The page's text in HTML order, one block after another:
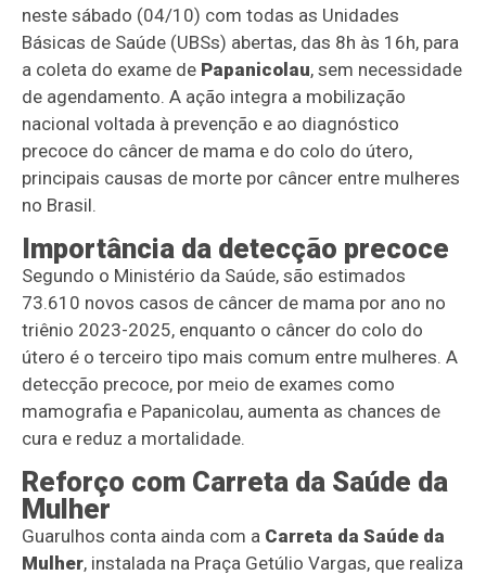
neste sábado (04/10) com todas as Unidades
Básicas de Saúde (UBSs) abertas, das 8h às 16h, para
a coleta do exame de Papanicolau, sem necessidade
de agendamento. A ação integra a mobilização
nacional voltada à prevenção e ao diagnóstico
precoce do câncer de mama e do colo do útero,
principais causas de morte por câncer entre mulheres
no Brasil.
Importância da detecção precoce
Segundo o Ministério da Saúde, são estimados
73.610 novos casos de câncer de mama por ano no
triênio 2023-2025, enquanto o câncer do colo do
útero é o terceiro tipo mais comum entre mulheres. A
detecção precoce, por meio de exames como
mamografia e Papanicolau, aumenta as chances de
cura e reduz a mortalidade.
Reforço com Carreta da Saúde da
Mulher
Guarulhos conta ainda com a Carreta da Saúde da
Mulher, instalada na Praça Getúlio Vargas, que realiza